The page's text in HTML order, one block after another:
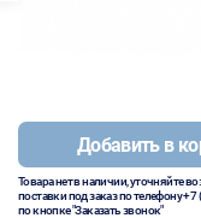
Добавить в
Товара нет в наличии, уточняйте
поставки под заказ по телефону+7
по кнопке "Заказать звонок"